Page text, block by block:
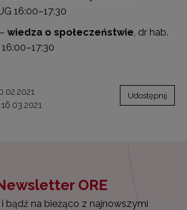
16:00–17:30
wiedza o społeczeństwie , dr hab.
Udostępnij
ORE
bądź na bieżąco z najnowszymi